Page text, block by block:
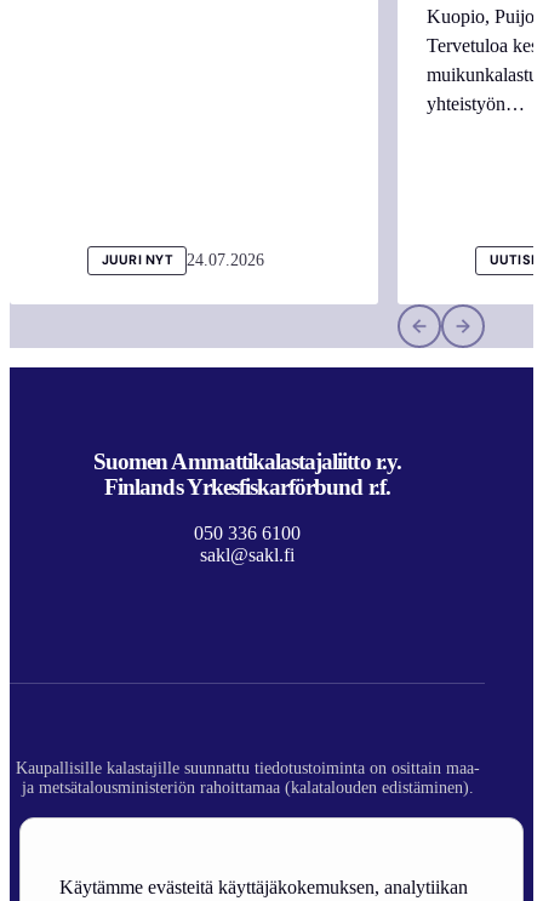
Käytämme evästeitä käyttäjäkokemuksen, analytiikan
JUURI NYT 24.07.2026
Kuopio,
Tervetuloa
yhteistyön…
Suomen Ammattikalastajaliitto r.y.
Finlands Yrkesfiskarförbund r.f.
050 336 6100
sakl@sakl.fi
Kaupallisille kalastajille suunnattu tiedotustoiminta on osittain maa-
ja metsätalousministeriön rahoittamaa (kalatalouden edistäminen).
Rekisteriseloste